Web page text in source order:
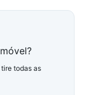
todas as